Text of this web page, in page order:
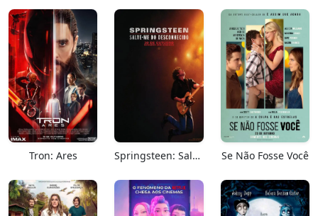
Tron: Ares Springsteen: Salve-me Do Desconhecido Se Não Fosse Você